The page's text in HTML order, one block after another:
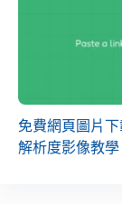
免費網頁圖片下
解析度影像教學